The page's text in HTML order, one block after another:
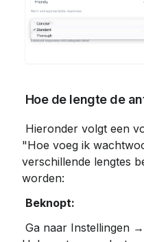
Hoe de lengte de
"Hoe voeg ik
verschillende lengtes
worden:
Beknopt: